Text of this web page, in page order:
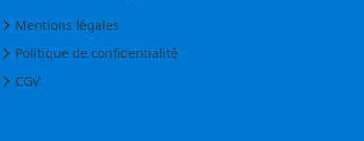
Mentions légales
Politique de confidentialité
CGV